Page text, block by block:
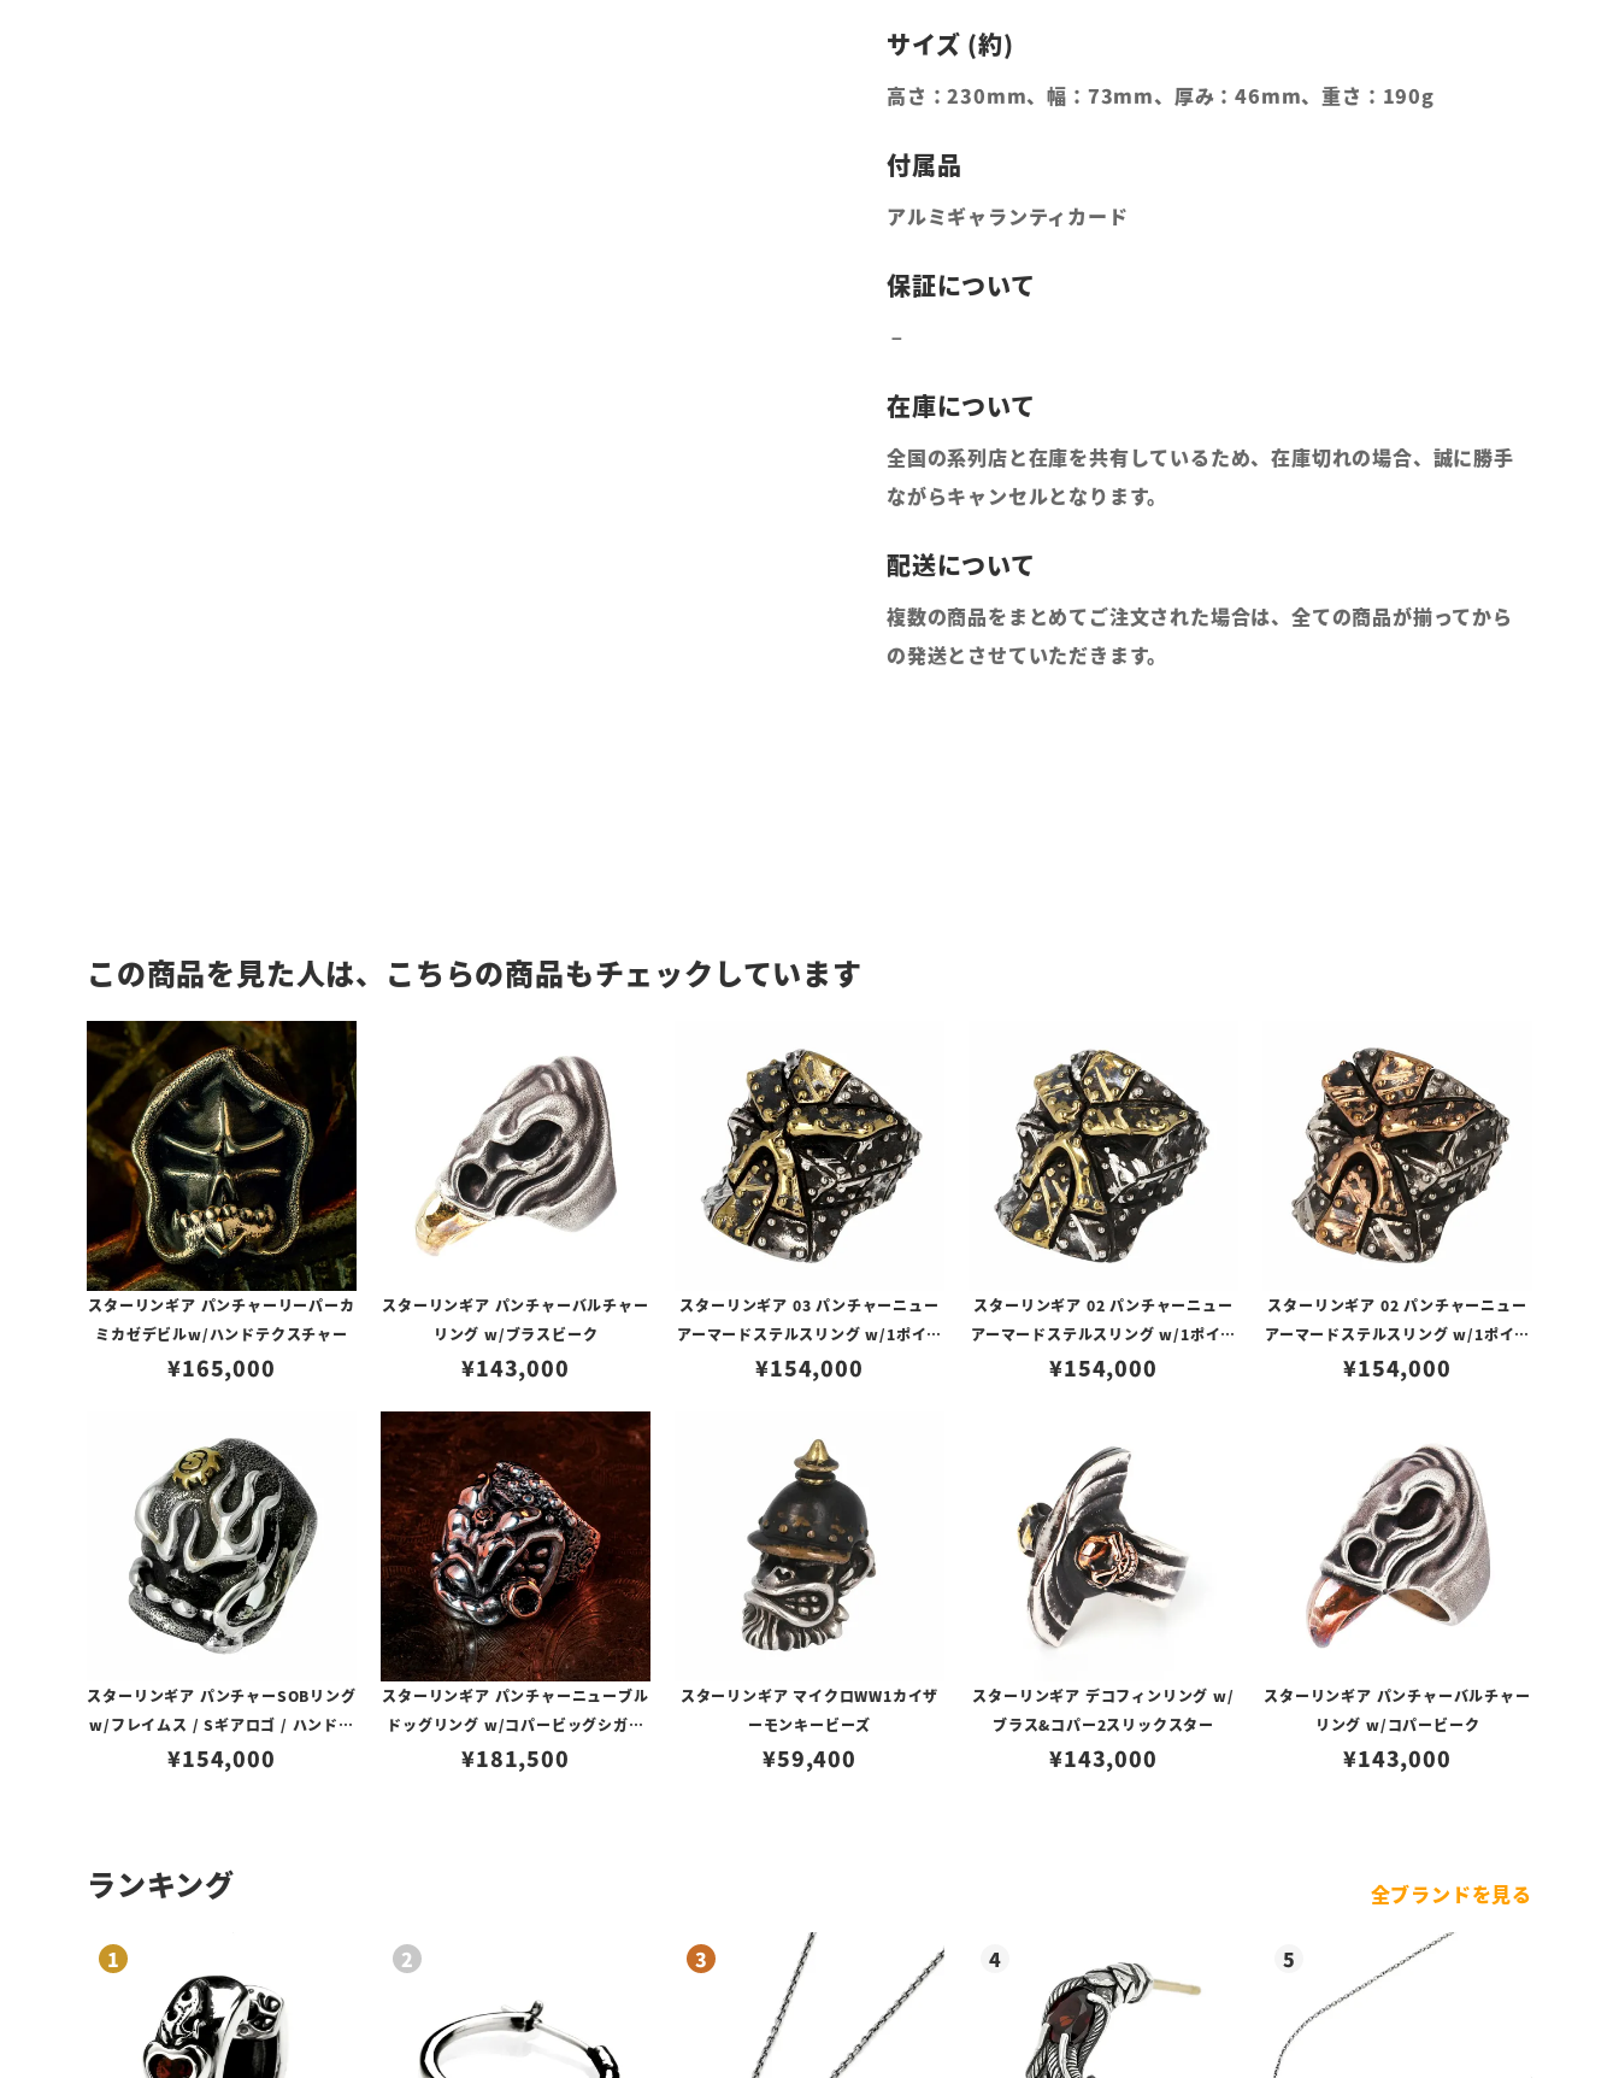
高さ：230mm、幅：73mm、厚み：46mm、重さ：190g
アルミギャランティカード
全国の系列店と在庫を共有しているため、在庫切れの場合、誠に勝手
ながらキャンセルとなります。
複数の商品をまとめてご注文された場合は、全ての商品が揃ってから
の発送とさせていただきます。
この商品を見た人は、こちらの商品もチェックしています
スターリンギア パンチャーリーパーカ
ミカゼデビルw/ハンドテクスチャー
¥165,000
スターリンギア パンチャーバルチャー
リング w/ブラスビーク
¥143,000
スターリンギア 03 パンチャーニュー
アーマードステルスリング w/1ポイン
トブラス/バトルスカーズ
¥154,000
スターリンギア 02 パンチャーニュー
アーマードステルスリング w/1ポイン
トブラス/バトルスカーズ
¥154,000
スターリンギア 02 パンチャーニュー
アーマードステルスリング w/1ポイン
トコパー/バトルスカーズ
¥154,000
スターリンギア パンチャーSOBリング
w/フレイムス / Sギアロゴ / ハンドテ
クスチャー
¥154,000
スターリンギア パンチャーニューブル
ドッグリング w/コパービッグシガー
＆Sギアロゴ
¥181,500
スターリンギア マイクロWW1カイザ
ーモンキービーズ
¥59,400
スターリンギア デコフィンリング w/
ブラス&コパー2スリックスター
¥143,000
スターリンギア パンチャーバルチャー
リング w/コパービーク
¥143,000
ランキング 全ブランドを見る